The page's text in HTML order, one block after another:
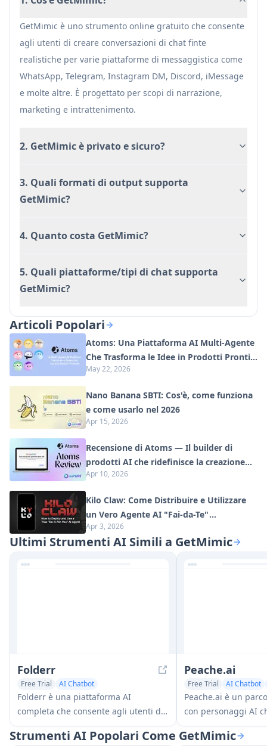
Funzionalità di base gratuite
Ampia varietà di piattaforme di messaggistica
supportate
Svantaggi
Alcune funzionalità richiedono un
abbonamento premium o crediti
GetMimic è uno strumento online gratuito che consente
agli utenti di creare conversazioni di chat finte
realistiche per varie piattaforme di messaggistica come
WhatsApp, Telegram, Instagram DM, Discord, iMessage
e molte altre. È progettato per scopi di narrazione,
marketing e intrattenimento.
2. GetMimic è privato e sicuro?
3. Quali formati di output supporta
GetMimic?
4. Quanto costa GetMimic?
5. Quali piattaforme/tipi di chat supporta
GetMimic?
Articoli Popolari
Atoms: Una Piattaforma AI Multi-Agente
Che Trasforma le Idee in Prodotti Pronti
al Lancio
May 22, 2026
Nano Banana SBTI: Cos'è, come funziona
e come usarlo nel 2026
Apr 15, 2026
Recensione di Atoms — Il builder di
prodotti AI che ridefinisce la creazione
digitale nel 2026
Apr 10, 2026
Kilo Claw: Come Distribuire e Utilizzare
un Vero Agente AI "Fai-da-Te"
(Aggiornamento 2026)
Apr 3, 2026
Ultimi Strumenti AI Simili a GetMimic
Folderr
Free Trial
AI Chatbot
AI Documents Assistant
Folderr è una piattaforma AI
completa che consente agli utenti di
creare assistenti AI personalizzati
caricando file illimitati, integrandosi
Peache.ai
Free Trial AI Chatbot
Peache.ai è un
con personaggi AI
utenti di
flirtanti, argute e
Strumenti AI Popolari Come GetMimic